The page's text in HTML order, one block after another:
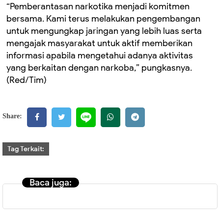
“Pemberantasan narkotika menjadi komitmen
bersama. Kami terus melakukan pengembangan
untuk mengungkap jaringan yang lebih luas serta
mengajak masyarakat untuk aktif memberikan
informasi apabila mengetahui adanya aktivitas
yang berkaitan dengan narkoba,” pungkasnya.
(Red/Tim)
Share:
Tag Terkait:
Baca juga: